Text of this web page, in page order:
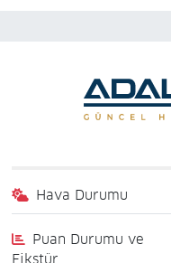
Hava Durumu
Puan Durumu ve
Fikstür